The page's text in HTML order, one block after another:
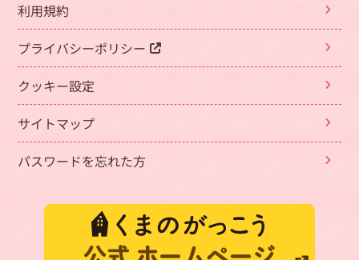
利用規約
プライバシーポリシー
クッキー設定
サイトマップ
パスワードを忘れた方